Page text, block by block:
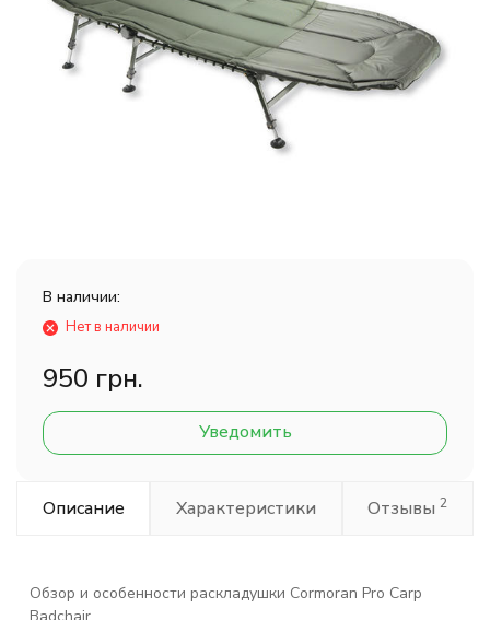
В наличии:
Нет в наличии
950 грн.
Уведомить
Описание Характеристики Отзывы 2
Обзор и особенности раскладушки Cormoran Pro Carp